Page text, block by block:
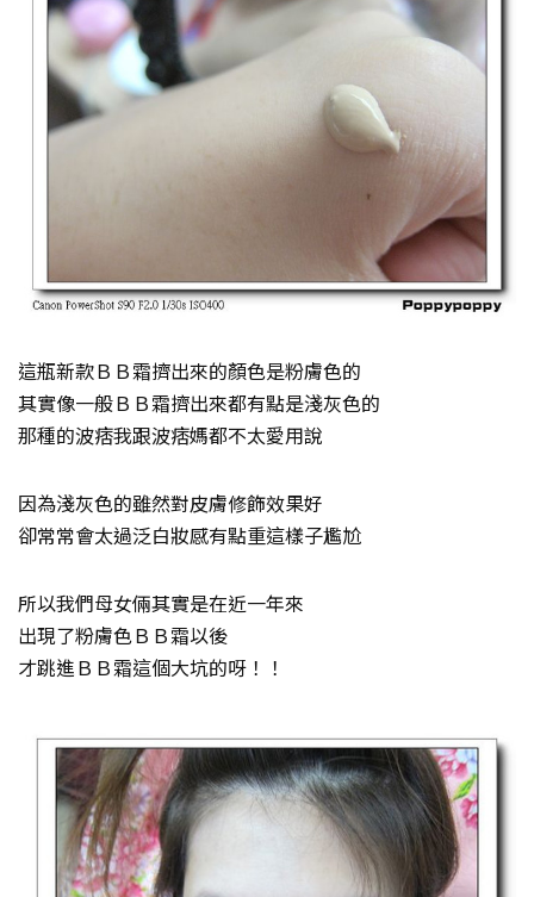
這瓶新款ＢＢ霜擠出來的顏色是粉膚色的
其實像一般ＢＢ霜擠出來都有點是淺灰色的
那種的波痞我跟波痞媽都不太愛用說
因為淺灰色的雖然對皮膚修飾效果好
卻常常會太過泛白妝感有點重這樣子尷尬
所以我們母女倆其實是在近一年來
出現了粉膚色ＢＢ霜以後
才跳進ＢＢ霜這個大坑的呀！！